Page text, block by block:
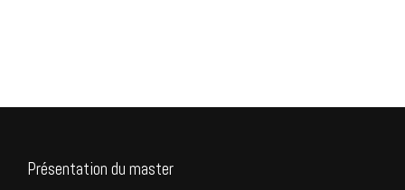
Présentation du master